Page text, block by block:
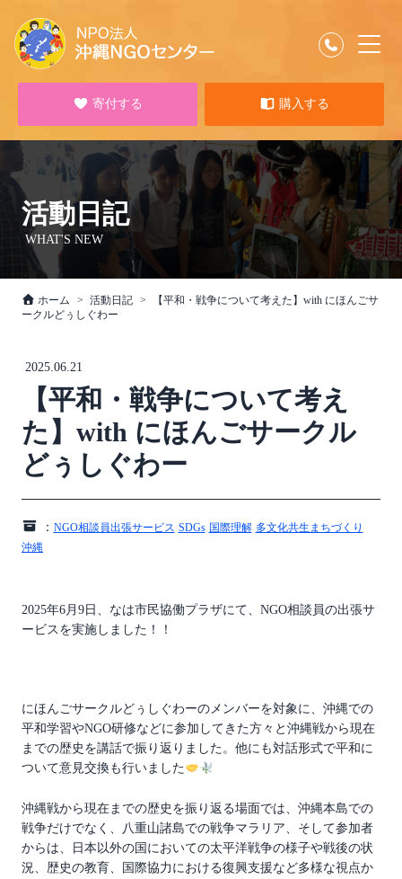
寄付する 購入する
活動日記
WHAT'S NEW
ホーム 活動日記
【平和・戦争について考えた】with にほんごサ
ークルどぅしぐわー
2025.06.21
【平和・戦争について考え
た】with にほんごサークル
どぅしぐわー
： NGO相談員出張サービス SDGs 国際理解 多文化共生まちづくり
沖縄
2025年6月9日、なは市民協働プラザにて、NGO相談員の出張サ
ービスを実施しました！！
にほんごサークルどぅしぐわーのメンバーを対象に、沖縄での
平和学習やNGO研修などに参加してきた方々と沖縄戦から現在
までの歴史を講話で振り返りました。他にも対話形式で平和に
ついて意見交換も行いました
沖縄戦から現在までの歴史を振り返る場面では、沖縄本島での
戦争だけでなく、八重山諸島での戦争マラリア、そして参加者
からは、日本以外の国においての太平洋戦争の様子や戦後の状
況、歴史の教育、国際協力における復興支援など多様な視点か